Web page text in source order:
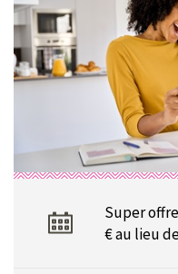
Super
€ au lieu